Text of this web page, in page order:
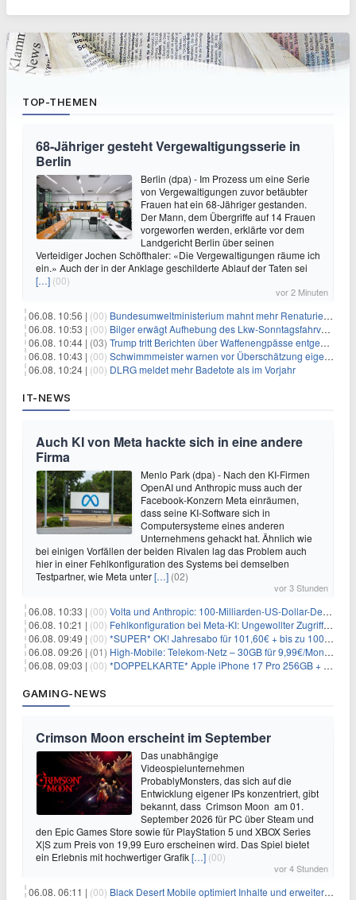
TOP-THEMEN
68-Jähriger gesteht Vergewaltigungsserie in
Berlin
Berlin (dpa) - Im Prozess um eine Serie
von Vergewaltigungen zuvor betäubter
Frauen hat ein 68-Jähriger gestanden.
Der Mann, dem Übergriffe auf 14 Frauen
vorgeworfen werden, erklärte vor dem
Landgericht Berlin über seinen
Verteidiger Jochen Schöfthaler: «Die Vergewaltigungen räume ich
ein.» Auch der in der Anklage geschilderte Ablauf der Taten sei
[…] (00)
vor 2 Minuten
06.08. 10:56 | (00) Bundesumweltministerium mahnt mehr Renaturierung an
06.08. 10:53 | (00) Bilger erwägt Aufhebung des Lkw-Sonntagsfahrverbots
06.08. 10:44 | (03) Trump tritt Berichten über Waffenengpässe entgegen und droht
06.08. 10:43 | (00) Schwimmmeister warnen vor Überschätzung eigener Fähigkeiten
06.08. 10:24 | (00) DLRG meldet mehr Badetote als im Vorjahr
IT-NEWS
Auch KI von Meta hackte sich in eine andere
Firma
Menlo Park (dpa) - Nach den KI-Firmen
OpenAI und Anthropic muss auch der
Facebook-Konzern Meta einräumen,
dass seine KI-Software sich in
Computersysteme eines anderen
Unternehmens gehackt hat. Ähnlich wie
bei einigen Vorfällen der beiden Rivalen lag das Problem auch
hier in einer Fehlkonfiguration des Systems bei demselben
Testpartner, wie Meta unter[…] (02)
vor 3 Stunden
06.08. 10:33 | (00) Volta und Anthropic: 100-Milliarden-US-Dollar-Deal für KI-Rechenleistung
06.08. 10:21 | (00) Fehlkonfiguration bei Meta-KI: Ungewollter Zugriff auf fremde Systeme
06.08. 09:49 | (00) *SUPER* OK! Jahresabo für 101,60€ + bis zu 100€ Prämie
06.08. 09:26 | (01) High-Mobile: Telekom-Netz – 30GB für 9,99€/Monat / 80GB für 12,49€/Monat / 100GB für 19,99€/Monat (auch mtl. kündbar)
06.08. 09:03 | (00) *DOPPELKARTE* Apple iPhone 17 Pro 256GB + 80€ Online Bonus + 50GB 5G + Alles-Flat im Telekom-Netz für 44,94€/Monat – eff. 4,40€/Monat
GAMING-NEWS
Crimson Moon erscheint im September
Das unabhängige
Videospielunternehmen
ProbablyMonsters, das sich auf die
Entwicklung eigener IPs konzentriert, gibt
bekannt, dass Crimson Moon am 01.
September 2026 für PC über Steam und
den Epic Games Store sowie für PlayStation 5 und XBOX Series
X|S zum Preis von 19,99 Euro erscheinen wird. Das Spiel bietet
ein Erlebnis mit hochwertiger Grafik[…] (00)
vor 4 Stunden
06.08. 06:11 | (00) Black Desert Mobile optimiert Inhalte und erweitert Treasure Access